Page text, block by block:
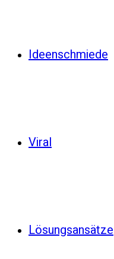
Ideenschmiede
Viral
Lösungsansätze